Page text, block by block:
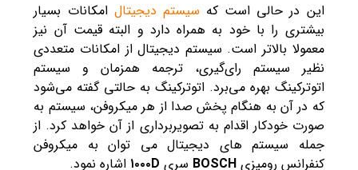
این در حالی است که سیستم دیجیتال امکانات بسیار
بیشتری را با خود به همراه دارد و البته قیمت آن نیز
معمولا بالاتر است. سیستم دیجیتال از امکانات متعددی
نظیر سیستم رای‌گیری، ترجمه همزمان و سیستم
اتوترکینگ بهره می‌برد. اتوترکینگ به حالتی گفته می‌شود
که در آن به هنگام پخش صدا از هر میکروفن، سیستم به
صورت خودکار اقدام به تصویربرداری از آن خواهد کرد. از
جمله سیستم های دیجیتال می توان به میکروفن
کنفرانس رومیزیBOSCH سری ۱۰۰۰D اشاره نمود.